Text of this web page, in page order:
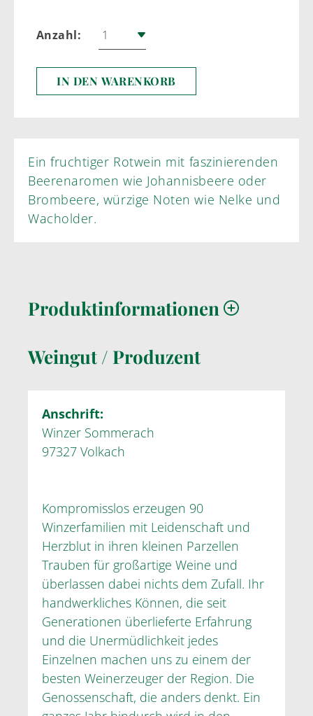
Anzahl:
IN DEN WARENKORB
Ein fruchtiger Rotwein mit faszinierenden
Beerenaromen wie Johannisbeere oder
Brombeere, würzige Noten wie Nelke und
Wacholder.
Produktinformationen
Weingut / Produzent
Anschrift:
Winzer Sommerach
97327 Volkach
Kompromisslos erzeugen 90
Winzerfamilien mit Leidenschaft und
Herzblut in ihren kleinen Parzellen
Trauben für großartige Weine und
überlassen dabei nichts dem Zufall. Ihr
handwerkliches Können, die seit
Generationen überlieferte Erfahrung
und die Unermüdlichkeit jedes
Einzelnen machen uns zu einem der
besten Weinerzeuger der Region. Die
Genossenschaft, die anders denkt. Ein